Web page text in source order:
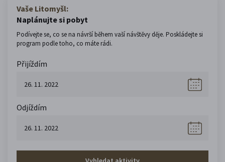
Vaše Litomyšl:
Naplánujte si pobyt
Podívejte se, co se na návrší během vaší návštěvy děje. Poskládejte si
program podle toho, co máte rádi.
Přijíždím
Odjíždím